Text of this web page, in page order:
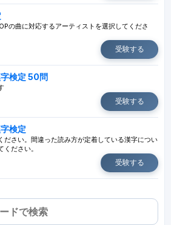
の曲に対応するアーティストを選択してくださ
受験する
検定 50問
受験する
検定
ださい。間違った読み方が定着している漢字につい
ださい。
受験する